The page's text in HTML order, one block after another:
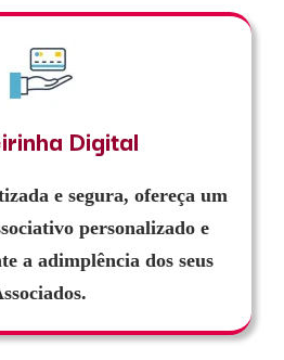
Digital
e segura, ofereça um
personalizado e
a adimplência dos seus